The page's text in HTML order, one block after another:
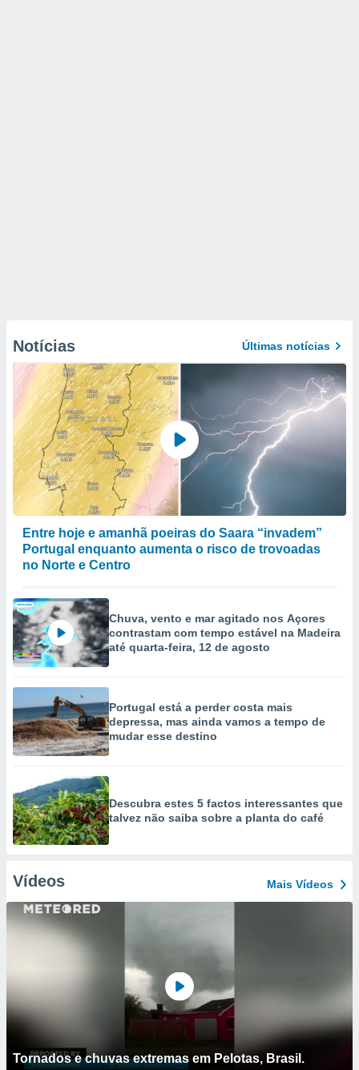
Notícias Últimas notícias
Entre hoje e amanhã poeiras do Saara “invadem”
Portugal enquanto aumenta o risco de trovoadas
no Norte e Centro
Chuva, vento e mar agitado nos Açores
contrastam com tempo estável na Madeira
até quarta-feira, 12 de agosto
Portugal está a perder costa mais
depressa, mas ainda vamos a tempo de
mudar esse destino
Descubra estes 5 factos interessantes que
talvez não saiba sobre a planta do café
Vídeos Mais Vídeos
Tornados e chuvas extremas em Pelotas, Brasil.